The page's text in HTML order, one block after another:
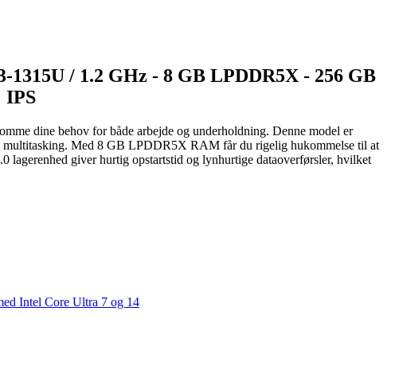
/ 1.2 GHz - 8 GB LPDDR5X - 256 GB
IPS
dine behov for både arbejde og underholdning. Denne model er
multitasking. Med 8 GB LPDDR5X RAM får du rigelig hukommelse til at
giver hurtig opstartstid og lynhurtige dataoverførsler, hvilket